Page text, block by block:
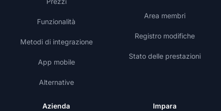
Funzionalità
Metodi di integrazione
App mobile
Alternative
Area membri
Registro modifiche
Stato delle prestazioni
Azienda Impara